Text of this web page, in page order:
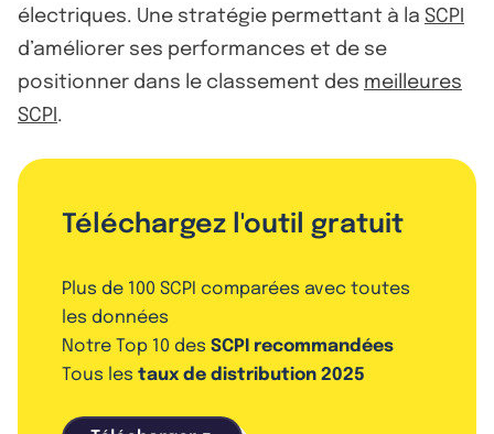
électriques. Une stratégie permettant à la SCPI
d’améliorer ses performances et de se
positionner dans le classement des meilleures
SCPI .
Téléchargez l'outil gratuit
Plus de 100 SCPI comparées avec toutes
les données
Notre Top 10 des SCPI recommandées
Tous les taux de distribution 2025